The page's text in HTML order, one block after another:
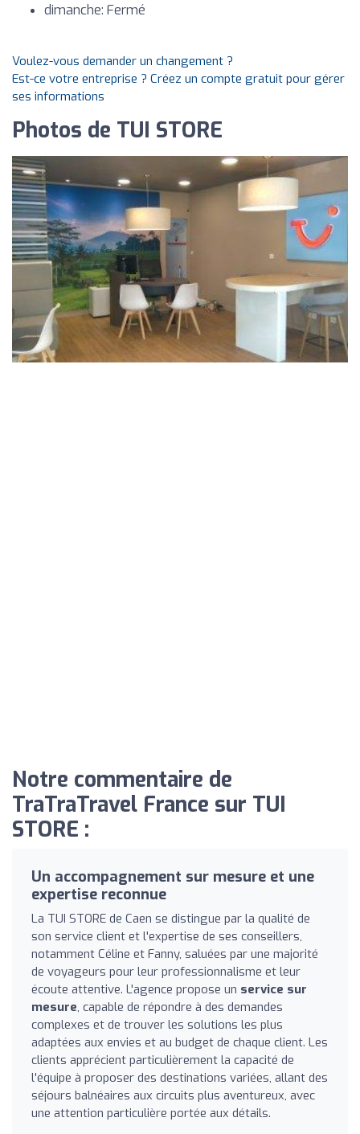
dimanche: Fermé
Voulez-vous demander un changement ?
Est-ce votre entreprise ? Créez un compte gratuit pour gérer
ses informations
Photos de TUI STORE
Notre commentaire de
TraTraTravel France sur TUI
STORE :
Un accompagnement sur mesure et une
expertise reconnue
La TUI STORE de Caen se distingue par la qualité de
son service client et l'expertise de ses conseillers,
notamment Céline et Fanny, saluées par une majorité
de voyageurs pour leur professionnalisme et leur
écoute attentive. L'agence propose un service sur
mesure, capable de répondre à des demandes
complexes et de trouver les solutions les plus
adaptées aux envies et au budget de chaque client. Les
clients apprécient particulièrement la capacité de
l'équipe à proposer des destinations variées, allant des
séjours balnéaires aux circuits plus aventureux, avec
une attention particulière portée aux détails.